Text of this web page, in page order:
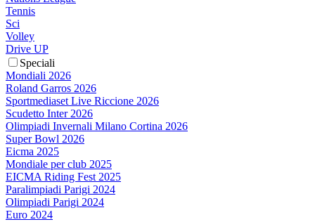
Tennis
Sci
Volley
Drive UP
Speciali
Mondiali 2026
Roland Garros 2026
Sportmediaset Live Riccione 2026
Scudetto Inter 2026
Olimpiadi Invernali Milano Cortina 2026
Super Bowl 2026
Eicma 2025
Mondiale per club 2025
EICMA Riding Fest 2025
Paralimpiadi Parigi 2024
Olimpiadi Parigi 2024
Euro 2024